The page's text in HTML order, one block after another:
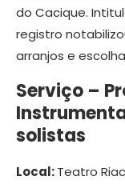
do Cacique.
registro
arranjos e
Serviço –
solistas
Local:Teatro